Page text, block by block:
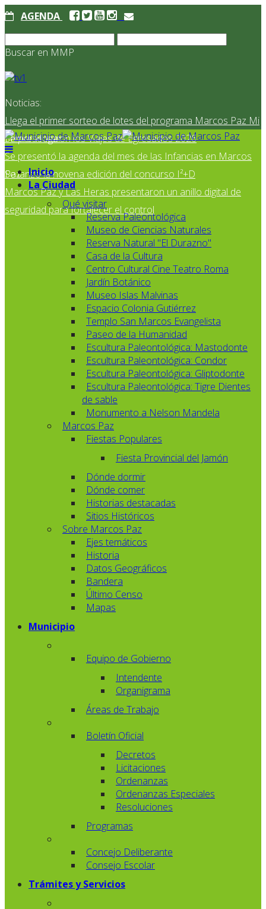
AGENDA
Buscar en MMP
Noticias:
Llega el primer sorteo de lotes del programa Marcos Paz Mi
Primer Hogar
Se presentaron los Viajes de Egresados 2026
Se presentó la agenda del mes de las Infancias en Marcos
Paz
Se lanzó la novena edición del concurso I²+D
Marcos Paz y Las Heras presentaron un anillo digital de
seguridad para fortalecer el control
Inicio
La Ciudad
Qué visitar
Reserva Paleontológica
Museo de Ciencias Naturales
Reserva Natural "El Durazno"
Casa de la Cultura
Centro Cultural Cine Teatro Roma
Jardín Botánico
Museo Islas Malvinas
Espacio Colonia Gutiérrez
Templo San Marcos Evangelista
Paseo de la Humanidad
Escultura Paleontológica: Mastodonte
Escultura Paleontológica: Condor
Escultura Paleontológica: Gliptodonte
Escultura Paleontológica: Tigre Dientes
de sable
Monumento a Nelson Mandela
Marcos Paz
Fiestas Populares
Fiesta Provincial del Jamón
Dónde dormir
Dónde comer
Historias destacadas
Sitios Históricos
Sobre Marcos Paz
Ejes temáticos
Historia
Datos Geográficos
Bandera
Último Censo
Mapas
Municipio
Equipo de Gobierno
Intendente
Organigrama
Áreas de Trabajo
Boletín Oficial
Decretos
Licitaciones
Ordenanzas
Ordenanzas Especiales
Resoluciones
Programas
Concejo Deliberante
Consejo Escolar
Trámites y Servicios